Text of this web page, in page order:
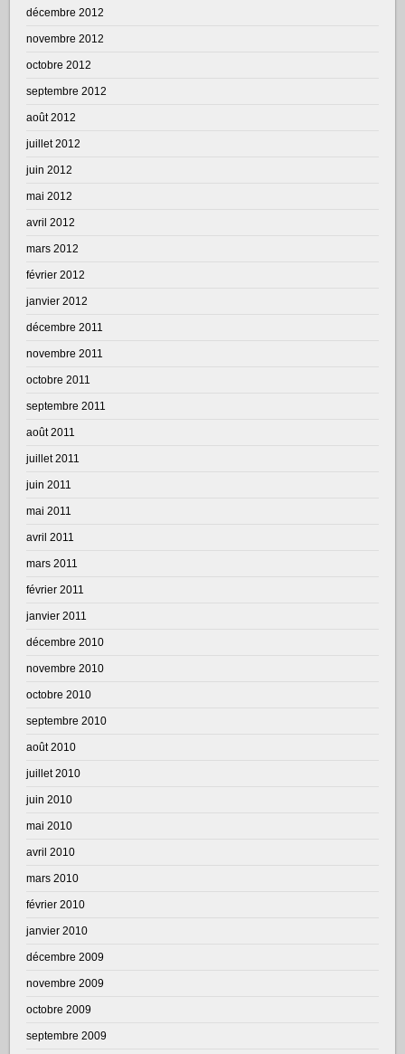
décembre 2012
novembre 2012
octobre 2012
septembre 2012
août 2012
juillet 2012
juin 2012
mai 2012
avril 2012
mars 2012
février 2012
janvier 2012
décembre 2011
novembre 2011
octobre 2011
septembre 2011
août 2011
juillet 2011
juin 2011
mai 2011
avril 2011
mars 2011
février 2011
janvier 2011
décembre 2010
novembre 2010
octobre 2010
septembre 2010
août 2010
juillet 2010
juin 2010
mai 2010
avril 2010
mars 2010
février 2010
janvier 2010
décembre 2009
novembre 2009
octobre 2009
septembre 2009